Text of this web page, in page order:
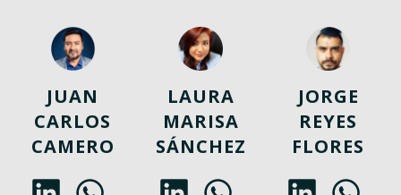
JUAN
CARLOS
CAMERO
LAURA
MARISA
SÁNCHEZ
JORGE
REYES
FLORES